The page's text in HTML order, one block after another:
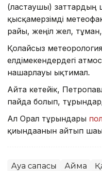
(ластаушы) заттардың
қысқамерзімді
райы, жеңіл жел,
Қолайсыз
елдімекендердегі
нашарлауы ықтимал.
Айта кетейік,
пайда болып,
Ал Орал тұрғындары
қиындағанын айтып
Ауа сапасы Аймақ